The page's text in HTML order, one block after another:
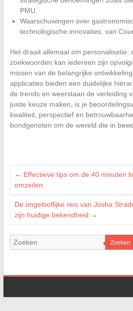
PMU.
Waarschuwingen over
technologische innovaties, van
Het draait allemaal om personalisatie:
zoekwoorden kan iedereen zijn
missen van de belangrijke
applicaties bieden een duidelijke
de trends en weerstaan de verleiding
juiste keuze maken, is je
kwaliteit, perspectief en
bondgenoten om de wereld die in
← Effectieve tips om de 40 minuten
omzeilen
De ongelooflijke reis van Josha
zijn huidige bekendheid →
Zoeken